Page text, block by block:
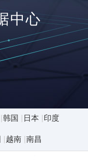
中心
韩国 日本 印度
越南 南昌